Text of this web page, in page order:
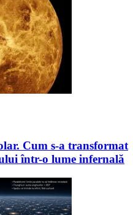
Cum s-a transformat
într-o lume infernală